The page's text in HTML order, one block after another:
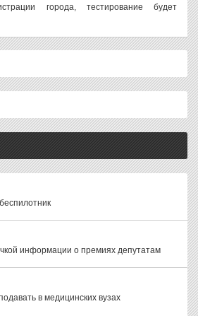
города, тестирование будет
информации о премиях депутатам
в медицинских вузах